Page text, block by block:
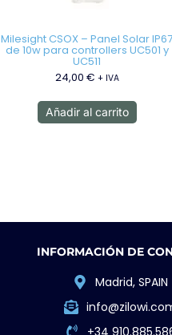
Milesight CSOX – Panel Solar IP67
de 10w para controllers UC501 y
UC511
24,00 € + IVA
Añadir al carrito
INFORMACIÓN DE
Madrid, SPAIN
+34